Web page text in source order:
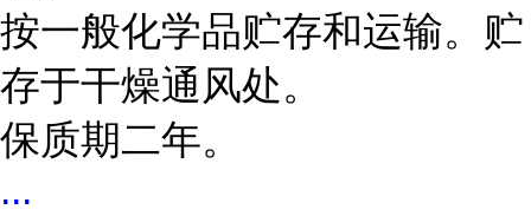
按一般化学品贮存和运输。贮
存于干燥通风处。
保质期二年。
...